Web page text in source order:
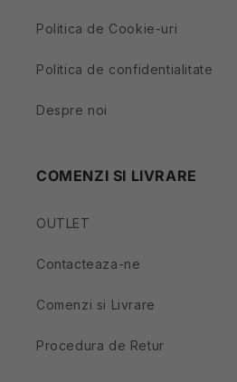
Politica de Cookie-uri
Politica de confidentialitate
Despre noi
COMENZI SI LIVRARE
OUTLET
Contacteaza-ne
Comenzi si Livrare
Procedura de Retur